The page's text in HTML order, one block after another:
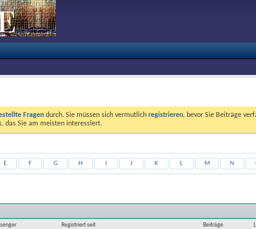
Fragen durch. Sie müssen sich vermutlich registrieren, bevor Sie Beiträge
das Sie am meisten interessiert.
E F G H J K L M N
Registriert seit Beiträge